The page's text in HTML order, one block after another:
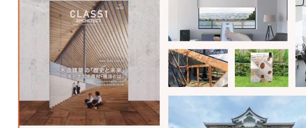
重ね、雨水や風に強いパーフェクトルーフが誕生しました。
美しさを求め、試作を重ねる
通常、屋根の一番高い「棟」にはカバーをつけることが多いのですが、「写
タジオ付き住宅」では意匠の面から、カバーをつけずに屋根を施工すること
した。特殊な形状で大変難しい施工でしたが、技術チームが何度もモックア
くり、美しい曲線を出すことができたと思います。